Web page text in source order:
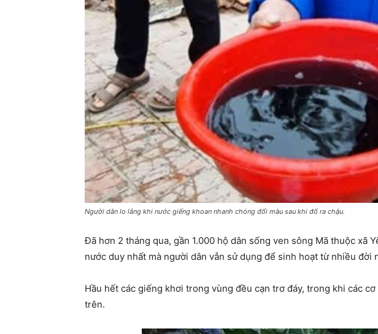
Người dân lo lắng khi nước giếng khoan nhanh chóng đổi màu sau khi đổ ra chậu.
Đã hơn 2 tháng qua, gần 1.000 hộ dân sống ven sông Mã thuộc xã
nước duy nhất mà người dân vẫn sử dụng để sinh hoạt từ nhiều đời
Hầu hết các giếng khơi trong vùng đều cạn trơ đáy, trong khi các
trên.